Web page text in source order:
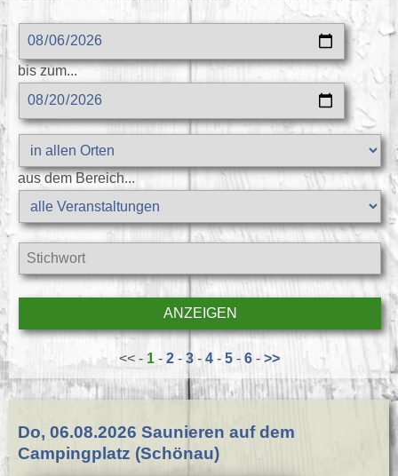
bis zum...
aus dem Bereich...
<< - 1- 2- 3- 4- 5- 6- >>
Do, 06.08.2026 Saunieren auf dem
Campingplatz (Schönau)